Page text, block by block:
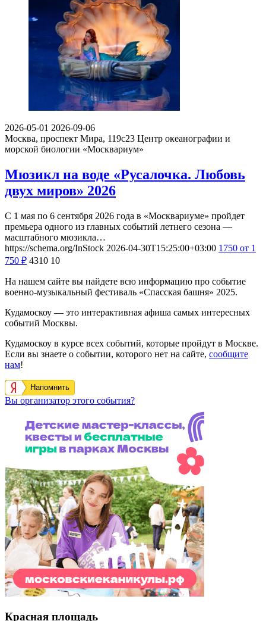
2026-05-01 2026-09-06
Москва, проспект Мира, 119с23 Центр океанографии и
морской биологии «Москвариум»
Мюзикл на воде «Русалочка. Любовь
двух миров» 2026
С 1 мая по 6 сентября 2026 года в «Москвариуме» пройдет
премьера одного из главных событий летнего сезона —
масштабного мюзикла…
https://schema.org/InStock 2026-04-30T15:25:00+03:00 1750 от 1
750 ₽ 4310 10
На нашем сайте вы найдете всю информацию про событие
военно-музыкальный фестиваль «Спасская башня» 2025.
Кудамоскоу — это интерактивная афиша самых интересных
событий Москвы.
Кудамоскоу в курсе всех событий, которые пройдут в Москве.
Если вы знаете о событии, которого нет на сайте, сообщите
нам!
Напомнить
Вы организатор этого события?
Красная площадь